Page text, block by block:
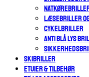
LÆSEBRILLER
CYKELBRILLER
ANTI BLÅ LYS
SKIBRILLER
ETUIER & TILBEHØR